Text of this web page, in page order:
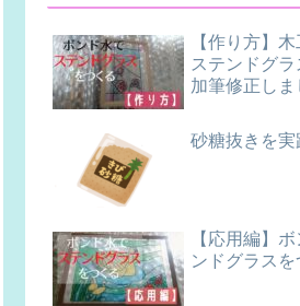
【作り方】
ステンドグラ
加筆修正しま
砂糖抜きを実
【応用編】
ンドグラスを